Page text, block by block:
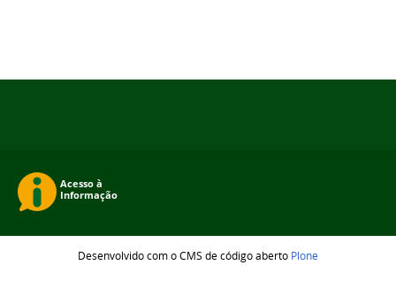
Desenvolvido com o CMS de código aberto Plone